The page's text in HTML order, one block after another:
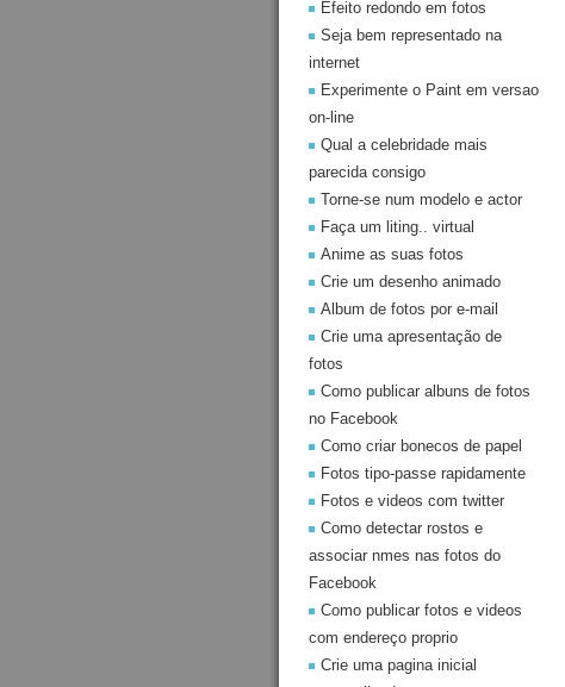
Efeito redondo em fotos
Seja bem representado na
internet
Experimente o Paint em versao
on-line
Qual a celebridade mais
parecida consigo
Torne-se num modelo e actor
Faça um liting.. virtual
Anime as suas fotos
Crie um desenho animado
Album de fotos por e-mail
Crie uma apresentação de
fotos
Como publicar albuns de fotos
no Facebook
Como criar bonecos de papel
Fotos tipo-passe rapidamente
Fotos e videos com twitter
Como detectar rostos e
associar nmes nas fotos do
Facebook
Como publicar fotos e videos
com endereço proprio
Crie uma pagina inicial